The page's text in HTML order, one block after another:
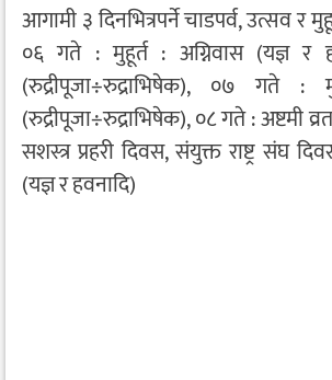
आगामी ३ दिनभित्रपर्ने चाडपर्व, उत्सव र
०६ गते : मुहूर्त : अग्निवास (यज्ञ र
(रुद्रीपूजा÷रुद्राभिषेक), ०७ गते :
(रुद्रीपूजा÷रुद्राभिषेक), ०८ गते : अष्टमी
सशस्त्र प्रहरी दिवस, संयुक्त राष्ट्र संघ
(यज्ञ र हवनादि)